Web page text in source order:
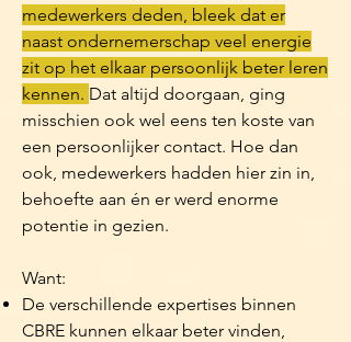
medewerkers deden, bleek dat er
naast ondernemerschap veel energie
zit op het elkaar persoonlijk beter leren
kennen. Dat altijd doorgaan, ging
misschien ook wel eens ten koste van
een persoonlijker contact. Hoe dan
ook, medewerkers hadden hier zin in,
behoefte aan én er werd enorme
potentie in gezien.
Want:
De verschillende expertises binnen
CBRE kunnen elkaar beter vinden,